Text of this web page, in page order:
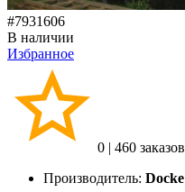
#7931606
В наличии
Избранное
0 | 460 заказов
Производитель: Docke